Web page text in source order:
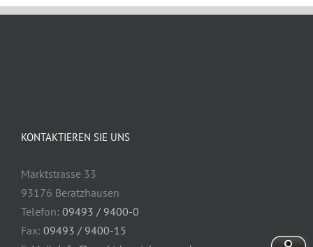
KONTAKTIEREN SIE UNS
Marktstrasse 33
93176 Beratzhausen
Telefon: 09493 / 9400-0
Fax: 09493 / 9400-15